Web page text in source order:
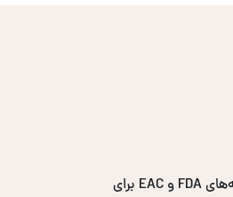
گواهینامه‌های پرتقاضا شامل ایزو ۹۰۰۱ برای مدیریت کیفیت، ایزو ۱۴۰۰۱ برای مدیریت محیط زیست، ایزو ۴۵۰۰۱ برای ایمنی و بهداشت شغلی، و گواهینامه‌های FDA و EAC برای